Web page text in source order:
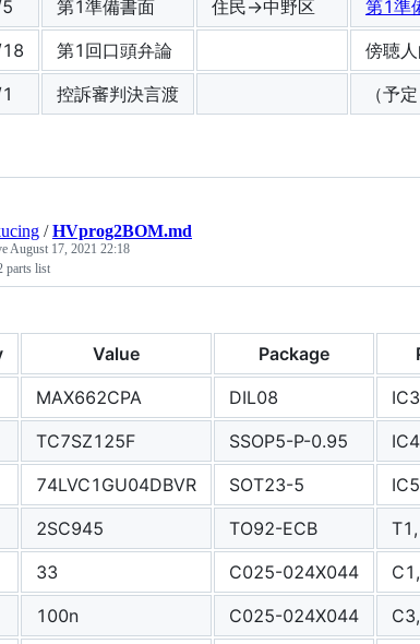
第1準備書面 住民→中野区
第1準
第1回口頭弁論 傍聴
控訴審判決言渡 （予定
/HVprog2BOM.md
August 17, 2021 22:18
parts list
Value Package
MAX662CPA DIL08 IC3
TC7SZ125F SSOP5-P-0.95 IC4
74LVC1GU04DBVR SOT23-5 IC5
2SC945 TO92-ECB
33 C025-024X044
100n C025-024X044